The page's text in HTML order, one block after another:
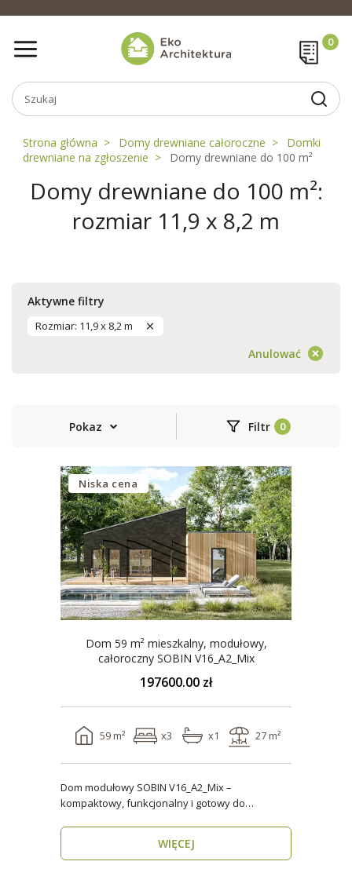
Strona główna Domy drewniane całoroczne
Domki
drewniane na zgłoszenie
Domy drewniane do 100 m²
Domy drewniane do 100 m²:
rozmiar 11,9 x 8,2 m
Aktywne filtry
Rozmiar: 11,9 x 8,2 m
Anulować
Pokaz Filtr
Niska cena
Dom 59 m² mieszkalny, modułowy,
całoroczny SOBIN V16_A2_Mix
197600.00 zł
59 m² x3 x1 27 m²
Dom modułowy SOBIN V16_A2_Mix –
kompaktowy, funkcjonalny i gotowy do
WIĘCEJ